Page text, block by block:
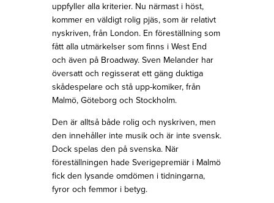
uppfyller alla kriterier. Nu närmast i höst,
kommer en väldigt rolig pjäs, som är relativt
nyskriven, från London. En föreställning som
fått alla utmärkelser som finns i West End
och även på Broadway. Sven Melander har
översatt och regisserat ett gäng duktiga
skådespelare och stå upp-komiker, från
Malmö, Göteborg och Stockholm.
Den är alltså både rolig och nyskriven, men
den innehåller inte musik och är inte svensk.
Dock spelas den på svenska. När
föreställningen hade Sverigepremiär i Malmö
fick den lysande omdömen i tidningarna,
fyror och femmor i betyg.